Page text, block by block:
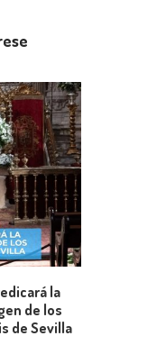
la
de los
de Sevilla